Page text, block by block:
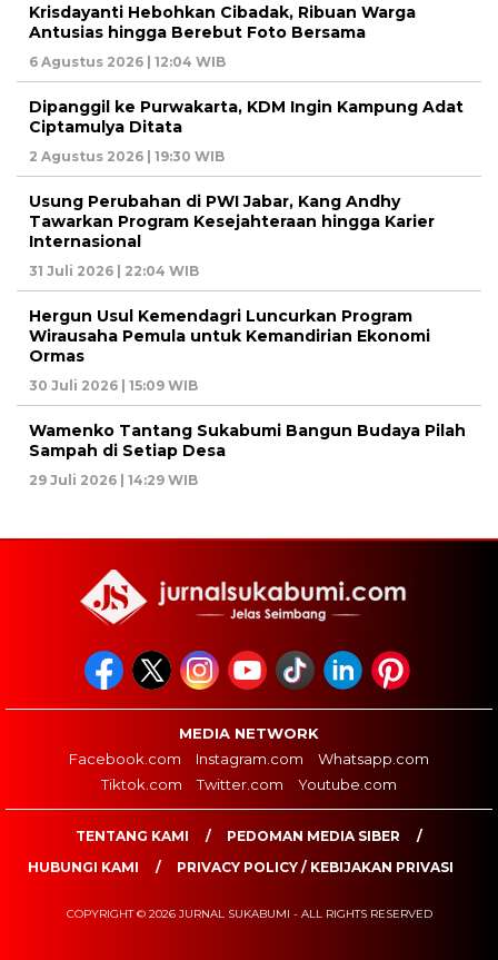
Krisdayanti Hebohkan Cibadak, Ribuan Warga
Antusias hingga Berebut Foto Bersama
6 Agustus 2026 | 12:04 WIB
Dipanggil ke Purwakarta, KDM Ingin Kampung Adat
Ciptamulya Ditata
2 Agustus 2026 | 19:30 WIB
Usung Perubahan di PWI Jabar, Kang Andhy
Tawarkan Program Kesejahteraan hingga Karier
Internasional
31 Juli 2026 | 22:04 WIB
Hergun Usul Kemendagri Luncurkan Program
Wirausaha Pemula untuk Kemandirian Ekonomi
Ormas
30 Juli 2026 | 15:09 WIB
Wamenko Tantang Sukabumi Bangun Budaya Pilah
Sampah di Setiap Desa
29 Juli 2026 | 14:29 WIB
MEDIA NETWORK
Facebook.com
Instagram.com
Whatsapp.com
Tiktok.com
Twitter.com Youtube.com
TENTANG KAMI
PEDOMAN MEDIA SIBER
HUBUNGI KAMI
PRIVACY POLICY / KEBIJAKAN PRIVASI
COPYRIGHT © 2026 JURNAL SUKABUMI - ALL RIGHTS RESERVED